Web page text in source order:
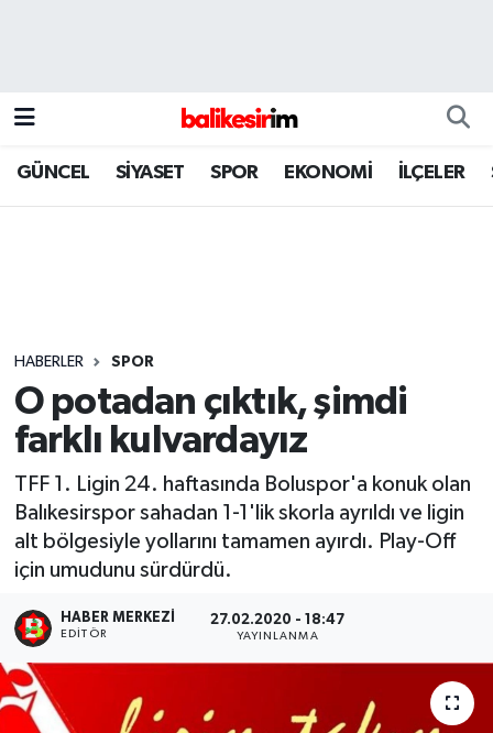
GÜNCEL SİYASET SPOR EKONOMİ İLÇELER
HABERLER SPOR
O potadan çıktık, şimdi
farklı kulvardayız
TFF 1. Ligin 24. haftasında Boluspor'a konuk olan
Balıkesirspor sahadan 1-1'lik skorla ayrıldı ve ligin
alt bölgesiyle yollarını tamamen ayırdı. Play-Off
için umudunu sürdürdü.
HABER MERKEZI
EDITÖR
27.02.2020 - 18:47
YAYINLANMA